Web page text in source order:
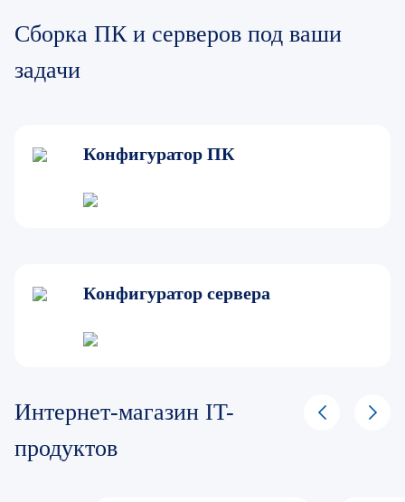
Сборка ПК и серверов под ваши
задачи
Конфигуратор ПК
Конфигуратор сервера
Интернет-магазин IT-
продуктов